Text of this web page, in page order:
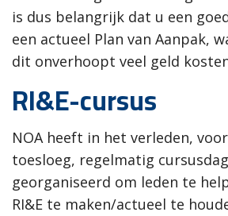
is dus belangrijk dat u een
een actueel Plan van Aanpak,
dit onverhoopt veel geld
RI&E-cursus
NOA heeft in het verleden,
toesloeg, regelmatig
georganiseerd om leden te
RI&E te maken/actueel te